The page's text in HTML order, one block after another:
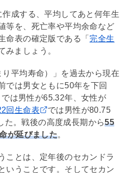
成する、平均してあと何年生
等を、死亡率や平均余命など
命表の確定版である「 完全生
みましょう。
り平均寿命）」を過去から現在
では男女ともに50年を下回
は男性が65.32年、女性が
回生命表
では男性が80.75
た。戦後の高度成長期から55
が延びました。
ことは、定年後のセカンドラ
いうことです。そしてセカン